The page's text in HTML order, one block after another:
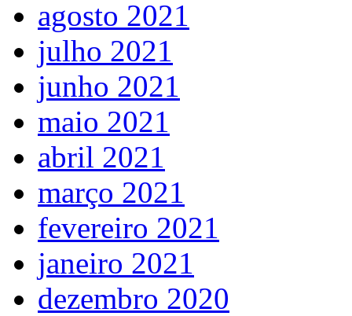
agosto 2021
julho 2021
junho 2021
maio 2021
abril 2021
março 2021
fevereiro 2021
janeiro 2021
dezembro 2020